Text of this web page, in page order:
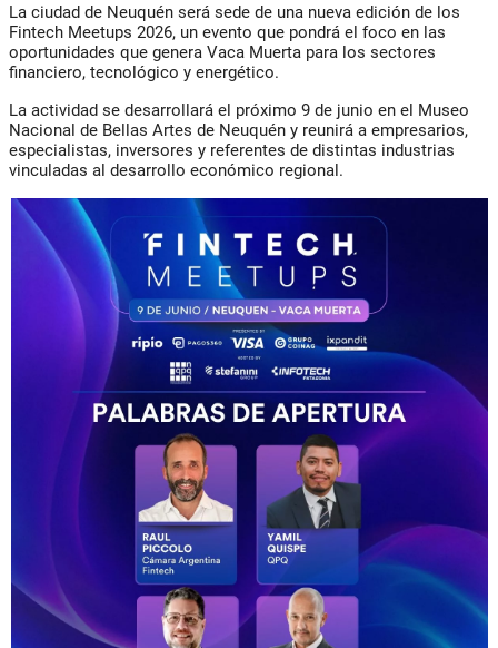
La ciudad de Neuquén será sede de una nueva edición de los
Fintech Meetups 2026, un evento que pondrá el foco en las
oportunidades que genera Vaca Muerta para los sectores
financiero, tecnológico y energético.
La actividad se desarrollará el próximo 9 de junio en el Museo
Nacional de Bellas Artes de Neuquén y reunirá a empresarios,
especialistas, inversores y referentes de distintas industrias
vinculadas al desarrollo económico regional.